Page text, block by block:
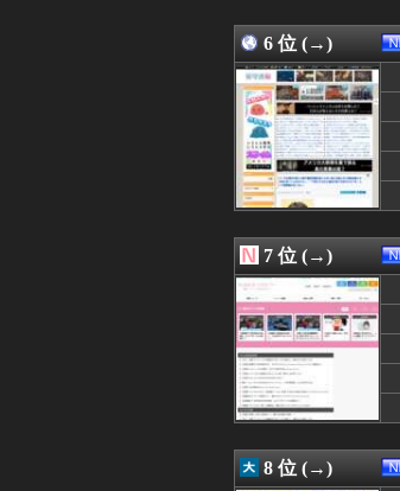
08/08 18:03
08/08 18:00
08/08 18:00
08/08 18:00
08/08 18:00
08/08 18:00
08/08 18:00
08/08 18:00
08/08 18:00
08/08 18:00
08/08 17:59
08/08 17:55
08/08 17:40
08/08 17:39
08/08 17:30
08/08 17:30
08/08 17:26
08/08 17:22
08/08 17:12
08/08 17:10
6 位 (→)
7 位 (→)
8 位 (→)